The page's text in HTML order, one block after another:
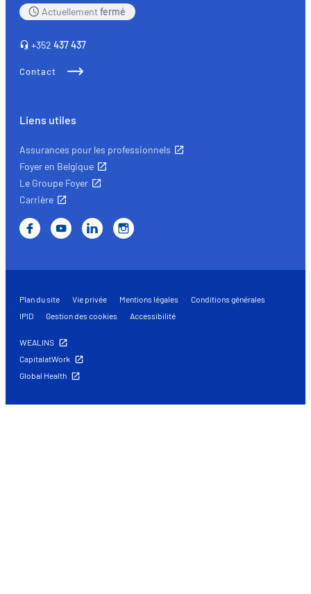
Actuellementfermé
+352 437 437
Contact
Liens utiles
Assurances pour les professionnels
Foyer en Belgique
Le Groupe Foyer
Carrière
Plan du site Vie privée Mentions légales
Conditions générales
IPID
Gestion des cookies Accessibilité
WEALINS
CapitalatWork
Global Health